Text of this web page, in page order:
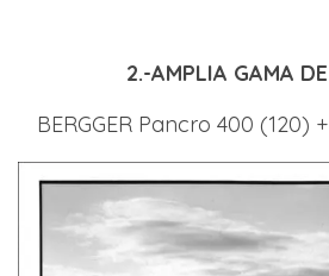
2.-AMPLIA GAMA
BERGGER Pancro 400 (120) +